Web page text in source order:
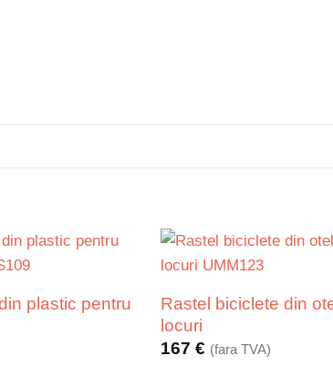
plastic pentru
Rastel biciclete din
locuri
167 € (fara TVA)